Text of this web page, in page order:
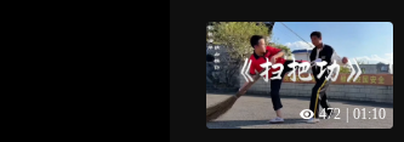
472 01:10